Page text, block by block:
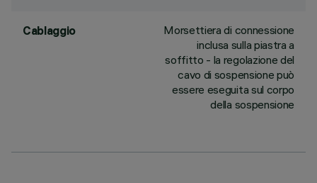
Cablaggio
Morsettiera di connessione
inclusa sulla piastra a
soffitto - la regolazione del
cavo di sospensione può
essere eseguita sul corpo
della sospensione